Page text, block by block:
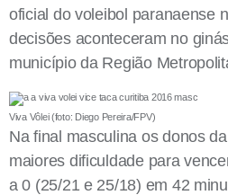
oficial do voleibol paranaense
decisões aconteceram no
município da Região
Viva Vôlei (foto: Diego Pereira/FPV)
Na final masculina os donos
maiores dificuldade para
a 0 (25/21 e 25/18) em 42